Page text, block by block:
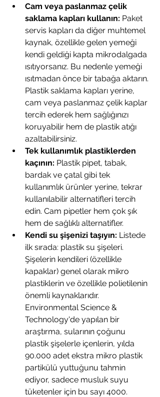
Cam veya paslanmaz çelik
saklama kapları kullanın: Paket
servis kapları da diğer muhtemel
kaynak, özellikle gelen yemeği
kendi geldiği kapta mikrodalgada
ısıtıyorsanız. Bu nedenle yemeği
ısıtmadan önce bir tabağa aktarın.
Plastik saklama kapları yerine,
cam veya paslanmaz çelik kaplar
tercih ederek hem sağlığınızı
koruyabilir hem de plastik atığı
azaltabilirsiniz.
Tek kullanımlık plastiklerden
kaçının: Plastik pipet, tabak,
bardak ve çatal gibi tek
kullanımlık ürünler yerine, tekrar
kullanılabilir alternatifleri tercih
edin. Cam pipetler hem çok şık
hem de sağlıklı alternatifler.
Kendi su şişenizi taşıyın: Listede
ilk sırada: plastik su şişeleri.
Şişelerin kendileri (özellikle
kapaklar) genel olarak mikro
plastiklerin ve özellikle polietilenin
önemli kaynaklarıdır.
Environmental Science &
Technology'de yapılan bir
araştırma, sularının çoğunu
plastik şişelerle içenlerin, yılda
90.000 adet ekstra mikro plastik
partikülü yuttuğunu tahmin
ediyor, sadece musluk suyu
tüketenler için bu sayı 4000.